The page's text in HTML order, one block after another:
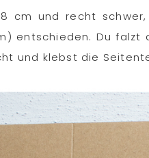
cm und recht
entschieden. Du
und klebst die